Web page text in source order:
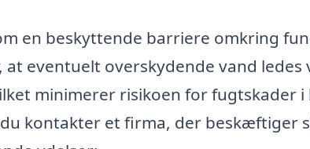
en beskyttende barriere omkring
at eventuelt overskydende vand
minimerer risikoen for fugtskader
kontakter et firma, der beskæftiger